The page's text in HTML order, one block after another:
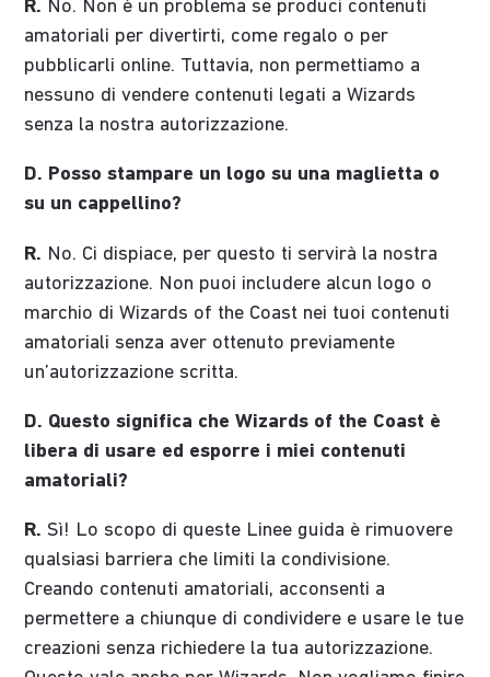
R. No. Non è un problema se produci contenuti
amatoriali per divertirti, come regalo o per
pubblicarli online. Tuttavia, non permettiamo a
nessuno di vendere contenuti legati a Wizards
senza la nostra autorizzazione.
D. Posso stampare un logo su una maglietta o
su un cappellino?
R. No. Ci dispiace, per questo ti servirà la nostra
autorizzazione. Non puoi includere alcun logo o
marchio di Wizards of the Coast nei tuoi contenuti
amatoriali senza aver ottenuto previamente
un’autorizzazione scritta.
D. Questo significa che Wizards of the Coast è
libera di usare ed esporre i miei contenuti
amatoriali?
R. Sì! Lo scopo di queste Linee guida è rimuovere
qualsiasi barriera che limiti la condivisione.
Creando contenuti amatoriali, acconsenti a
permettere a chiunque di condividere e usare le tue
creazioni senza richiedere la tua autorizzazione.